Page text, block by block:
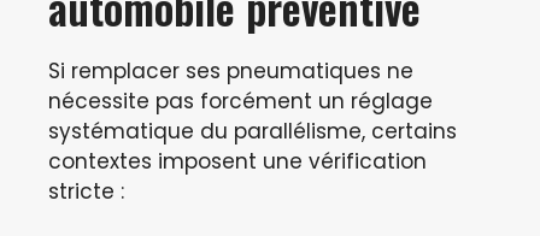
Si remplacer ses pneumatiques ne
nécessite pas forcément un réglage
systématique du parallélisme, certains
contextes imposent une vérification
stricte :